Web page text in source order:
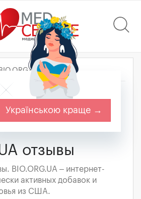
отзывы
BIO.ORG.UA – интернет-
активных добавок и
из США.
Українською краще →